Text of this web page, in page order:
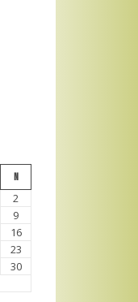
N
2
9
16
23
30